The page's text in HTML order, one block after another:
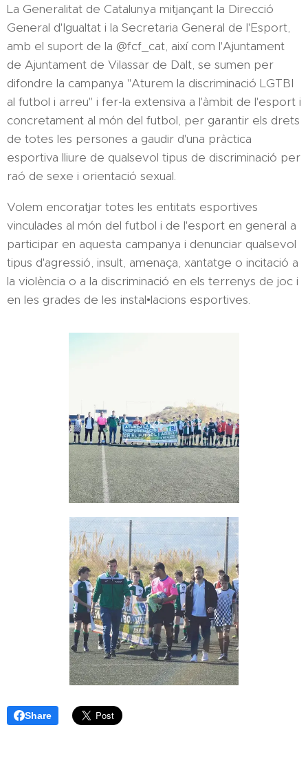
La Generalitat de Catalunya mitjançant la Direcció
General d'Igualtat i la Secretaria General de l'Esport,
amb el suport de la @fcf_cat, així com l'Ajuntament
de Ajuntament de Vilassar de Dalt, se sumen per
difondre la campanya "Aturem la discriminació LGTBI
al futbol i arreu" i fer-la extensiva a l'àmbit de l'esport i
concretament al món del futbol, per garantir els drets
de totes les persones a gaudir d'una pràctica
esportiva lliure de qualsevol tipus de discriminació per
raó de sexe i orientació sexual.
Volem encoratjar totes les entitats esportives
vinculades al món del futbol i de l'esport en general a
participar en aquesta campanya i denunciar qualsevol
tipus d'agressió, insult, amenaça, xantatge o incitació a
la violència o a la discriminació en els terrenys de joc i
en les grades de les instal•lacions esportives.
Share